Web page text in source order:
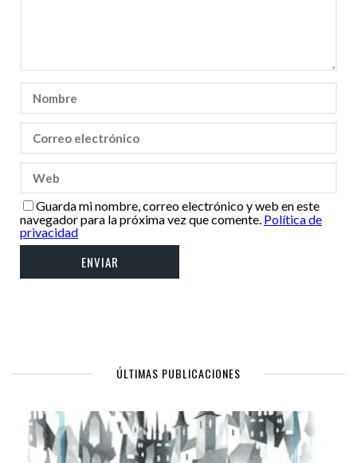
Guarda mi nombre, correo electrónico y web en este
navegador para la próxima vez que comente. Política de
privacidad
ÚLTIMAS PUBLICACIONES